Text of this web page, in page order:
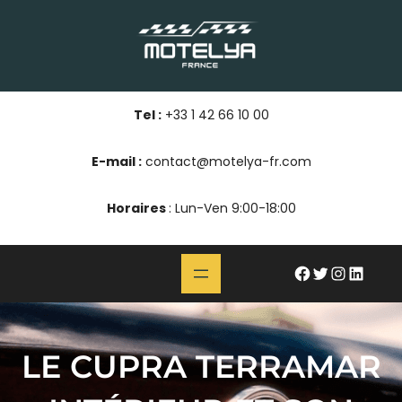
Tel :+33 1 42 66 10 00
E-mail :contact@motelya-fr.com
Horaires: Lun-Ven 9:00-18:00
#Twitter InstagramLinkedIn
LE CUPRA TERRAMAR